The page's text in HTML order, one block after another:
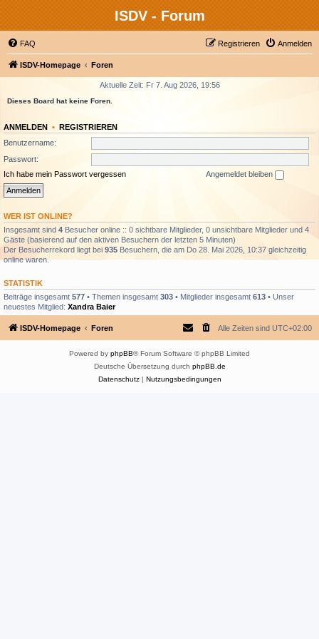
ISDV - Forum
FAQ Anmelden
Registrieren
ISDV-Homepage Foren
Aktuelle Zeit: Fr 7. Aug 2026, 19:56
Dieses Board hat keine Foren.
ANMELDEN • REGISTRIEREN
Benutzername:
Passwort:
Ich habe mein Passwort vergessen
Angemeldet bleiben
WER IST ONLINE?
Insgesamt sind 4 Besucher online :: 0 sichtbare Mitglieder, 0 unsichtbare Mitglieder und 4
Gäste (basierend auf den aktiven Besuchern der letzten 5 Minuten)
Der Besucherrekord liegt bei 935 Besuchern, die am Do 28. Mai 2026, 10:37 gleichzeitig
online waren.
STATISTIK
Beiträge insgesamt 577 • Themen insgesamt 303 • Mitglieder insgesamt 613 • Unser
neuestes Mitglied: Xandra Baier
ISDV-Homepage Foren Alle Zeiten sind UTC+02:00
Powered by phpBB® Forum Software © phpBB Limited
Deutsche Übersetzung durch phpBB.de
Datenschutz| Nutzungsbedingungen